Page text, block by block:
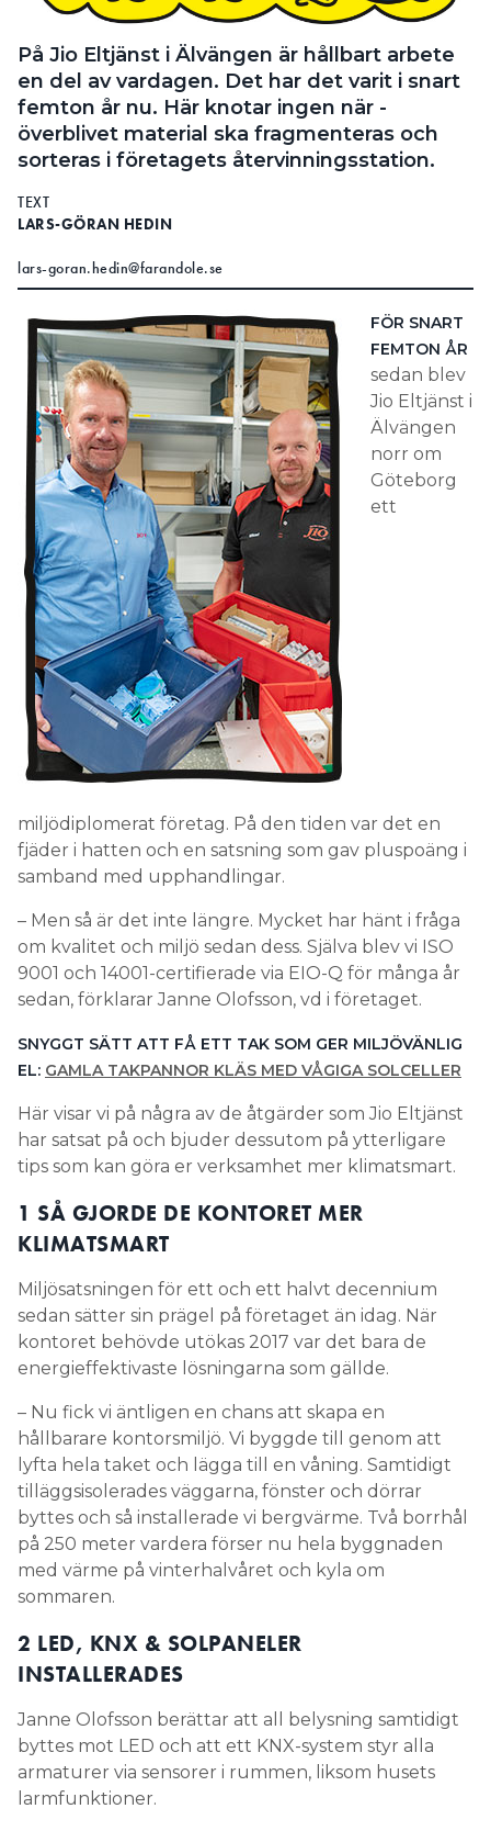
SEARCH
På Jio Eltjänst i Älvängen är hållbart arbete
en del av vardagen. Det har det varit i snart
femton år nu. Här knotar ingen när ­
överblivet material ska fragmenteras och
sorteras i företagets ­återvinningsstation.
TEXT
LARS-GÖRAN HEDIN
lars-goran.hedin@farandole.se
FÖR SNART
FEMTON ÅR
sedan blev
Jio Eltjänst i
Älvängen
norr om
Göteborg
ett
miljödiplomerat företag. På den tiden var det en
fjäder i hatten och en satsning som gav pluspoäng i
samband med upphandlingar.
– Men så är det inte längre. Mycket har hänt i fråga
om kvalitet och miljö sedan dess. Själva blev vi ISO
9001 och 14001-certifierade via EIO-Q för många år
sedan, förklarar Janne Olofsson, vd i företaget.
SNYGGT SÄTT ATT FÅ ETT TAK SOM GER MILJÖVÄNLIG
EL: GAMLA TAKPANNOR KLÄS MED VÅGIGA SOLCELLER
Här visar vi på några av de åtgärder som Jio Eltjänst
har satsat på och bjuder dessutom på ytterligare
tips som kan göra er verksamhet mer klimatsmart.
1 SÅ GJORDE DE KONTORET MER
KLIMATSMART
Miljösatsningen för ett och ett halvt decennium
sedan sätter sin prägel på företaget än idag. När
kontoret behövde utökas 2017 var det bara de
energieffektivaste lösningarna som gällde.
– Nu fick vi äntligen en chans att skapa en
hållbarare kontorsmiljö. Vi byggde till genom att
lyfta hela taket och lägga till en våning. Samtidigt
tilläggsisolerades väggarna, fönster och dörrar
byttes och så installerade vi bergvärme. Två borrhål
på 250 meter vardera förser nu hela byggnaden
med värme på vinterhalvåret och kyla om
sommaren.
2 LED, KNX & SOLPANELER
INSTALLERADES
Janne Olofsson berättar att all belysning samtidigt
byttes mot LED och att ett KNX-system styr alla
armaturer via sensorer i rummen, liksom husets
larmfunktioner.